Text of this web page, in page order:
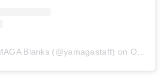
Blanks (@yamagastaff) on Oct 10, 2018 at 6:15am PDT